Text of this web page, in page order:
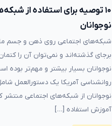
۱۰ توصیه برای استفاده از
نوجوانان
شبکه‌های اجتماعی روی ذهن و جسم ما
برجای گذشته‌اند و نمی‌توان آن را کتمان
نوجوانان بسیار بیشتر و مهم‌تر بوده
نوجوانان از شبکه‌های اجتماعی منتشر
آموزش استفاده […]